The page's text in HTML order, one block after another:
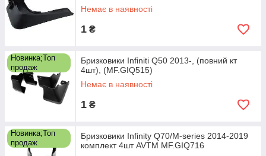
Немає в наявності
1 ₴
Новинка;Топ
продаж
Бризковики Infiniti Q50 2013-, (повний кт
4шт), (MF.GIQ515)
Немає в наявності
1 ₴
Новинка;Топ
продаж
Бризковики Infinity Q70/M-series 2014-2019
комплект 4шт AVTM MF.GIQ716